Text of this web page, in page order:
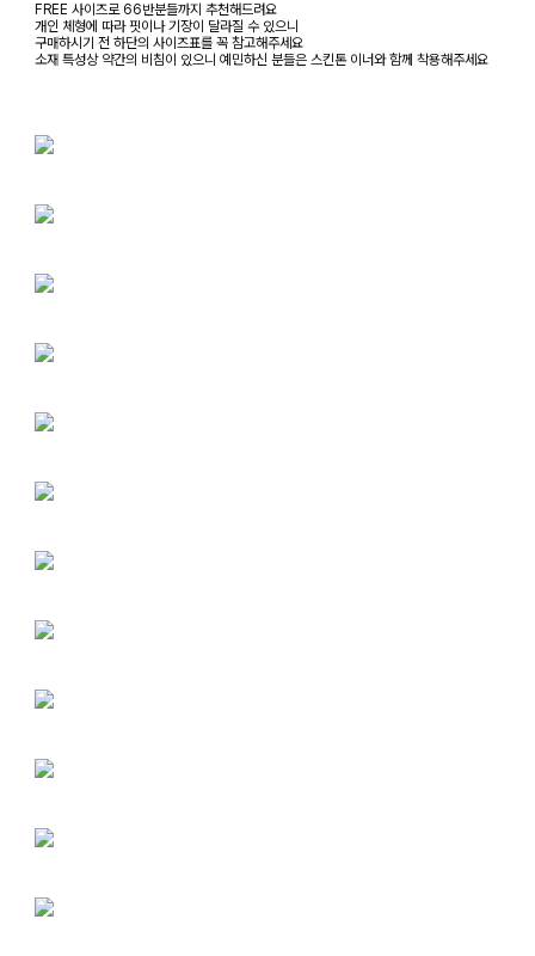
FREE 사이즈로 66반분들까지 추천해드려요
개인 체형에 따라 핏이나 기장이 달라질 수 있으니
구매하시기 전 하단의 사이즈표를 꼭 참고해주세요
소재 특성상 약간의 비침이 있으니 예민하신 분들은 스킨톤 이너와 함께 착용해주세요